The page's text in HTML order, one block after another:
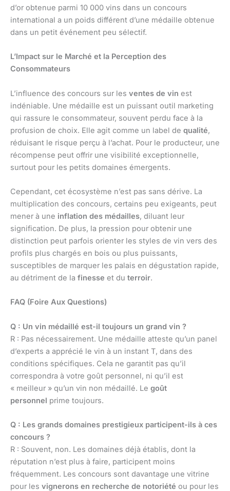
d’or obtenue parmi 10 000 vins dans un concours
international a un poids différent d’une médaille obtenue
dans un petit événement peu sélectif.
L’Impact sur le Marché et la Perception des
Consommateurs
L’influence des concours sur les ventes de vin est
indéniable. Une médaille est un puissant outil marketing
qui rassure le consommateur, souvent perdu face à la
profusion de choix. Elle agit comme un label de qualité,
réduisant le risque perçu à l’achat. Pour le producteur, une
récompense peut offrir une visibilité exceptionnelle,
surtout pour les petits domaines émergents.
Cependant, cet écosystème n’est pas sans dérive. La
multiplication des concours, certains peu exigeants, peut
mener à une inflation des médailles, diluant leur
signification. De plus, la pression pour obtenir une
distinction peut parfois orienter les styles de vin vers des
profils plus chargés en bois ou plus puissants,
susceptibles de marquer les palais en dégustation rapide,
au détriment de la finesse et du terroir.
FAQ (Foire Aux Questions)
Q : Un vin médaillé est-il toujours un grand vin ?
R : Pas nécessairement. Une médaille atteste qu’un panel
d’experts a apprécié le vin à un instant T, dans des
conditions spécifiques. Cela ne garantit pas qu’il
correspondra à votre goût personnel, ni qu’il est
« meilleur » qu’un vin non médaillé. Le goût
personnel prime toujours.
Q : Les grands domaines prestigieux participent-ils à ces
concours ?
R : Souvent, non. Les domaines déjà établis, dont la
réputation n’est plus à faire, participent moins
fréquemment. Les concours sont davantage une vitrine
pour les vignerons en recherche de notoriété ou pour les